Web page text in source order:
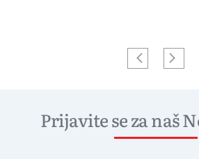
Prijavite se za naš